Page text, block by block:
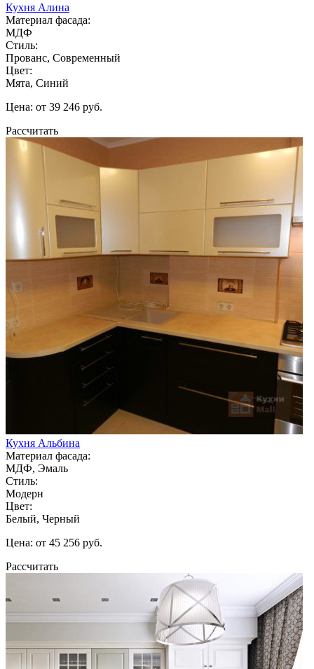
Кухня Алина
Материал фасада:
МДФ
Стиль:
Прованс, Современный
Цвет:
Мята, Синий
Цена: от 39 246 руб.
Рассчитать
Кухня Альбина
Материал фасада:
МДФ, Эмаль
Стиль:
Модерн
Цвет:
Белый, Черный
Цена: от 45 256 руб.
Рассчитать